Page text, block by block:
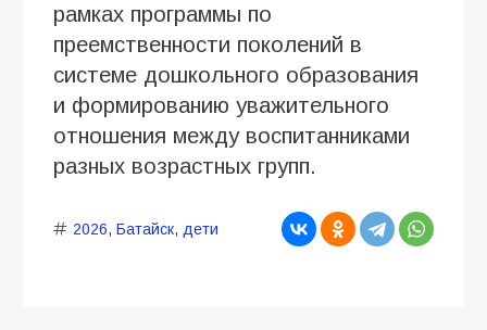
рамках программы по
преемственности поколений в
системе дошкольного образования
и формированию уважительного
отношения между воспитанниками
разных возрастных групп.
2026, Батайск, дети